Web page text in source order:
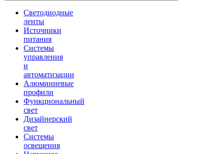
Светодиодные
ленты
Источники
питания
Системы
управления
и
автоматизации
Алюминиевые
профили
Функциональный
свет
Дизайнерский
свет
Системы
освещения